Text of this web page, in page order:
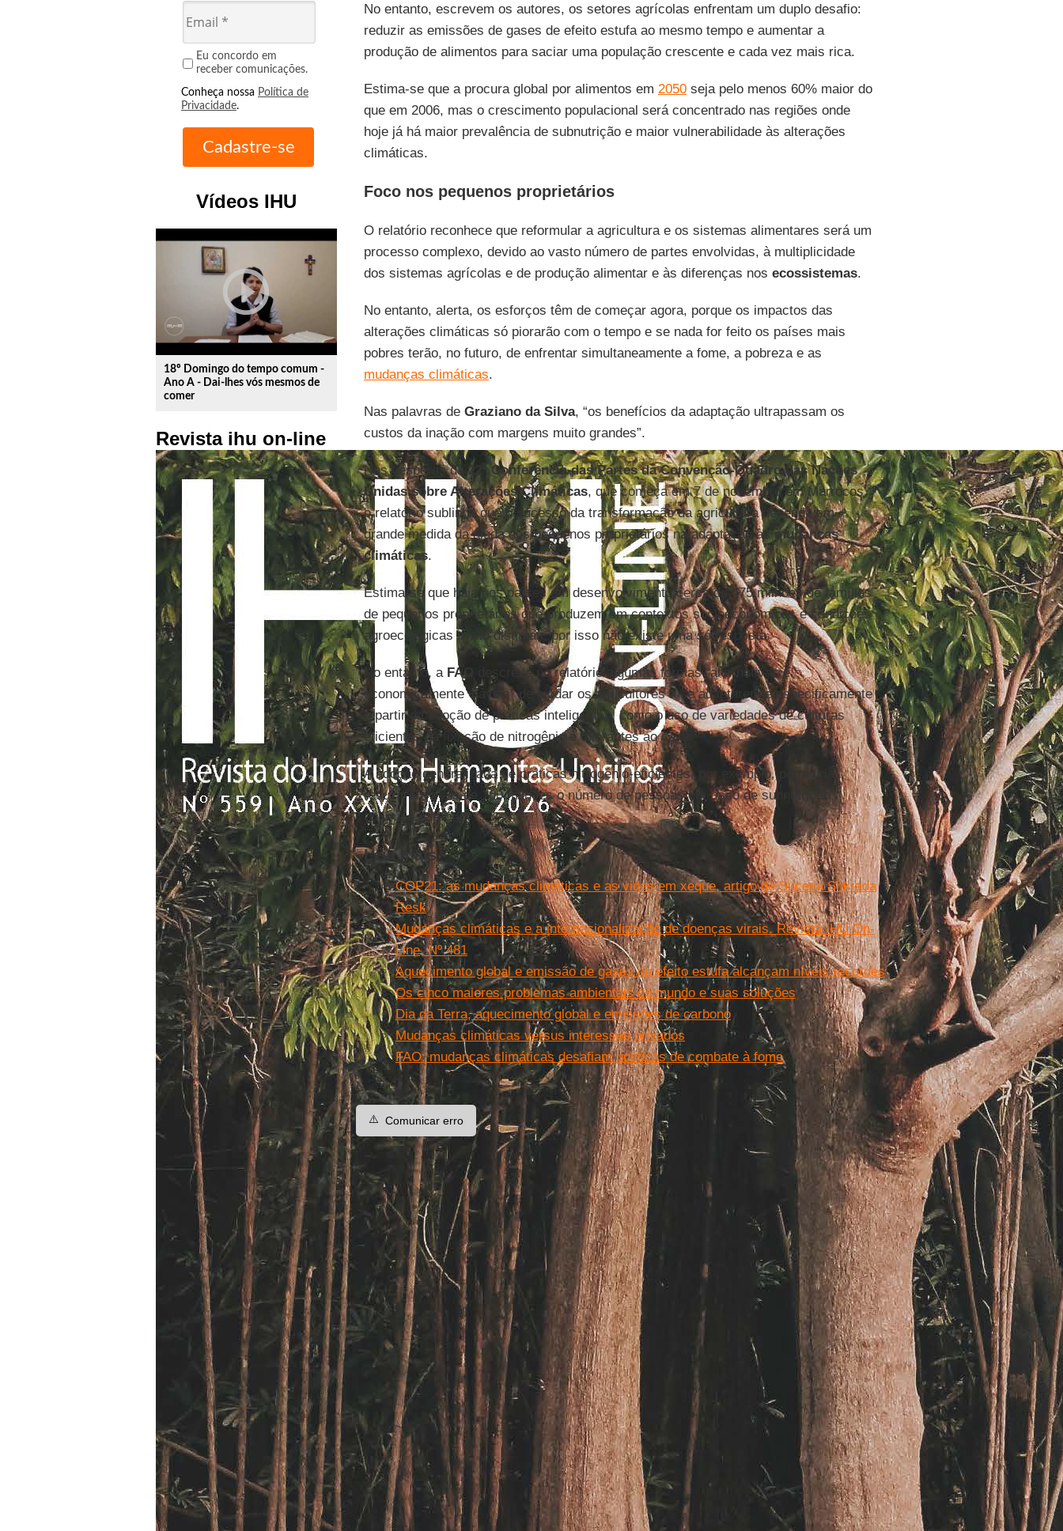
Eu concordo em
receber comunicações.
Conheça nossa Política de
Privacidade.
Vídeos IHU
play_circle_outline
18º Domingo do tempo comum -
Ano A - Dai-lhes vós mesmos de
comer
Revista ihu on-line
No entanto, escrevem os autores, os setores agrícolas enfrentam um duplo desafio:
reduzir as emissões de gases de efeito estufa ao mesmo tempo e aumentar a
produção de alimentos para saciar uma população crescente e cada vez mais rica.
Estima-se que a procura global por alimentos em 2050seja pelo menos 60% maior do
que em 2006, mas o crescimento populacional será concentrado nas regiões onde
hoje já há maior prevalência de subnutrição e maior vulnerabilidade às alterações
climáticas.
Foco nos pequenos proprietários
O relatório reconhece que reformular a agricultura e os sistemas alimentares será um
processo complexo, devido ao vasto número de partes envolvidas, à multiplicidade
dos sistemas agrícolas e de produção alimentar e às diferenças nos ecossistemas.
No entanto, alerta, os esforços têm de começar agora, porque os impactos das
alterações climáticas só piorarão com o tempo e se nada for feito os países mais
pobres terão, no futuro, de enfrentar simultaneamente a fome, a pobreza e as
mudanças climáticas.
Nas palavras de Graziano da Silva, “os benefícios da adaptação ultrapassam os
custos da inação com margens muito grandes”.
Nas vésperas da22ª Conferência das Partes da Convenção-Quadro das Nações
Unidas sobre Alterações Climáticas, que começa em 7 de novembro em Marrocos,
o relatório sublinha que o sucesso da transformação da agricultura depende em
grande medida da ajuda aos pequenos proprietários na adaptação àsmudanças
climáticas.
Estima-se que haja nos países em desenvolvimento cerca de 475 milhões de famílias
de pequenos proprietários que produzem em contextos socioeconômicos e condições
agroecológicas muito distintas, por isso não existe uma só resposta.
No entanto, a FAO
descreve no relatório algumas formas “alternativas e
economicamente viáveis” de ajudar os agricultores a se adaptarem e especificamente
a partir da adoção de práticas inteligentes, como o uso de variedades de culturas
eficientes na fixação de nitrogênio e tolerantes ao calor.
A adoção generalizada de práticas nitrogênio-eficientes, por exemplo, permitiria
reduzir em mais de 100 milhões o número de pessoas em risco de subnutrição,
estima o relatório.
Leia mais
COP21: as mudanças climáticas e as vidas em xeque, artigo de Sucena Shkrada
Resk
Mudanças climáticas e a internacionalização de doenças virais. Revista IHU On-
Line, Nº 481
Aquecimento global e emissão de gases do efeito estufa alcançam níveis recordes
Os cinco maiores problemas ambientais do mundo e suas soluções
Dia da Terra, aquecimento global e emissões de carbono
Mudanças climáticas versus interesses privados
FAO: mudanças climáticas desafiam políticas de combate à fome
⚠️ Comunicar erro